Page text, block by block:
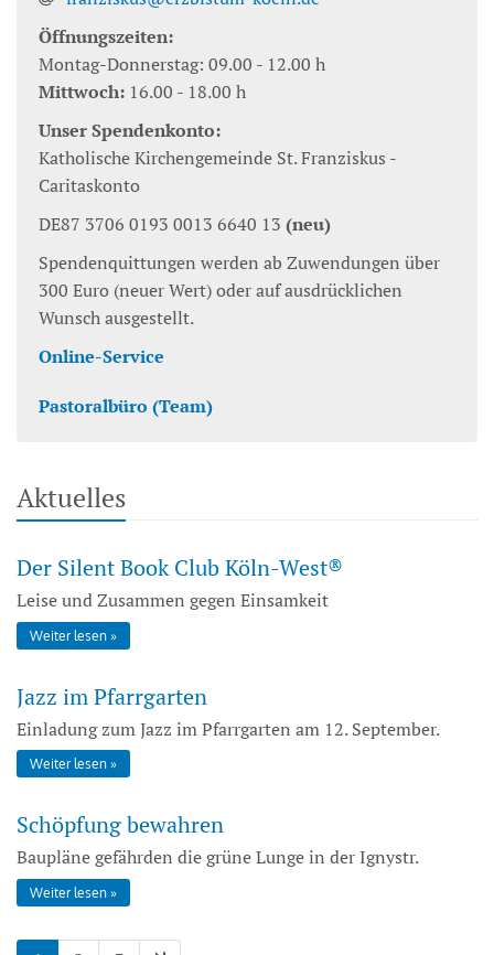
Öffnungszeiten:
Montag-Donnerstag: 09.00 - 12.00 h
Mittwoch: 16.00 - 18.00 h
Unser Spendenkonto:
Katholische Kirchengemeinde St. Franziskus -
Caritaskonto
DE87 3706 0193 0013 6640 13 (neu)
Spendenquittungen werden ab Zuwendungen über
300 Euro (neuer Wert) oder auf ausdrücklichen
Wunsch ausgestellt.
Online-Service
Pastoralbüro (Team)
Aktuelles
Der Silent Book Club Köln-West®
Leise und Zusammen gegen Einsamkeit
Weiter lesen
Jazz im Pfarrgarten
Einladung zum Jazz im Pfarrgarten am 12. September.
Weiter lesen
Schöpfung bewahren
Baupläne gefährden die grüne Lunge in der Ignystr.
Weiter lesen